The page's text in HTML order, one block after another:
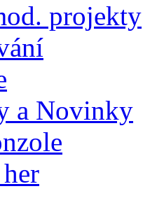
projekty
a Novinky